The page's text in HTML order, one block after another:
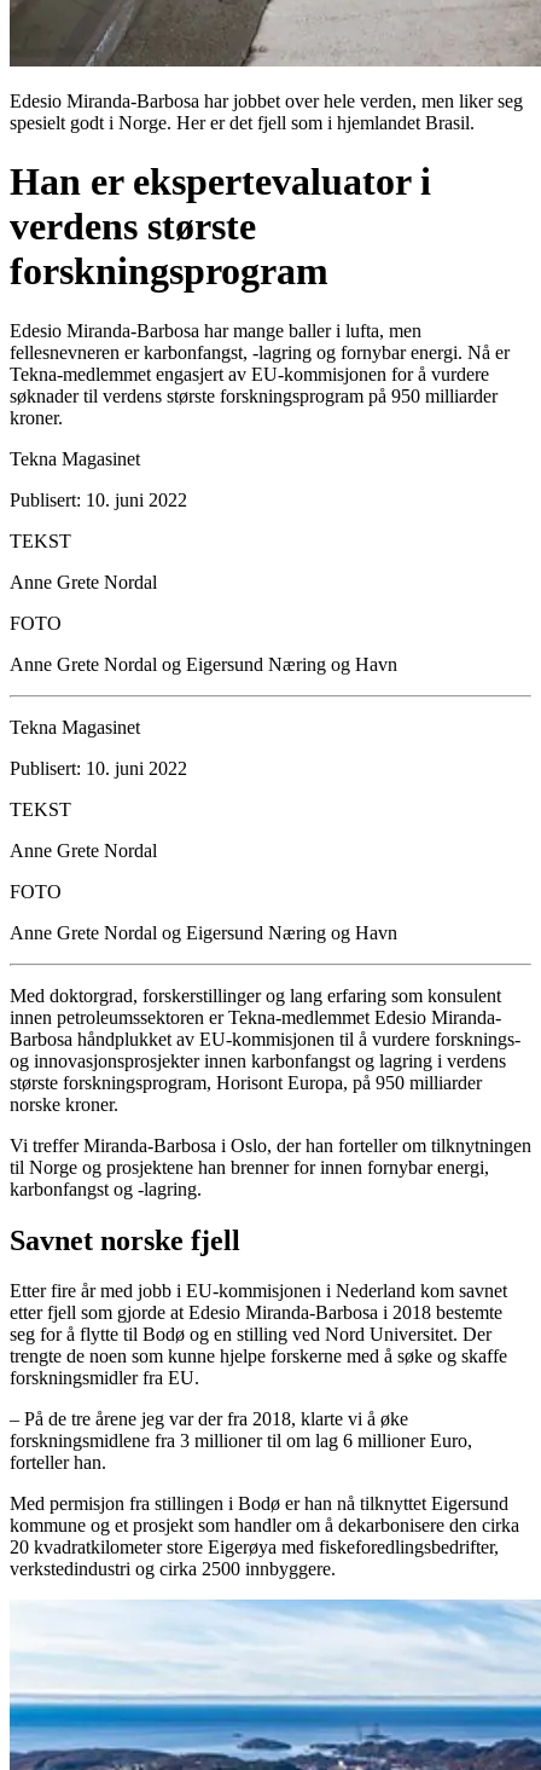
Edesio Miranda-Barbosa har jobbet over hele verden, men liker seg
spesielt godt i Norge. Her er det fjell som i hjemlandet Brasil.
Han er ekspertevaluator i
verdens største
forskningsprogram
Edesio Miranda-Barbosa har mange baller i lufta, men
fellesnevneren er karbonfangst, -lagring og fornybar energi. Nå er
Tekna-medlemmet engasjert av EU-kommisjonen for å vurdere
søknader til verdens største forskningsprogram på 950 milliarder
kroner.
Tekna Magasinet
Publisert: 10. juni 2022
TEKST
Anne Grete Nordal
FOTO
Anne Grete Nordal og Eigersund Næring og Havn
Tekna Magasinet
Publisert: 10. juni 2022
TEKST
Anne Grete Nordal
FOTO
Anne Grete Nordal og Eigersund Næring og Havn
Med doktorgrad, forskerstillinger og lang erfaring som konsulent
innen petroleumssektoren er Tekna-medlemmet Edesio Miranda-
Barbosa håndplukket av EU-kommisjonen til å vurdere forsknings-
og innovasjonsprosjekter innen karbonfangst og lagring i verdens
største forskningsprogram, Horisont Europa, på 950 milliarder
norske kroner.
Vi treffer Miranda-Barbosa i Oslo, der han forteller om tilknytningen
til Norge og prosjektene han brenner for innen fornybar energi,
karbonfangst og -lagring.
Savnet norske fjell
Etter fire år med jobb i EU-kommisjonen i Nederland kom savnet
etter fjell som gjorde at Edesio Miranda-Barbosa i 2018 bestemte
seg for å flytte til Bodø og en stilling ved Nord Universitet. Der
trengte de noen som kunne hjelpe forskerne med å søke og skaffe
forskningsmidler fra EU.
– På de tre årene jeg var der fra 2018, klarte vi å øke
forskningsmidlene fra 3 millioner til om lag 6 millioner Euro,
forteller han.
Med permisjon fra stillingen i Bodø er han nå tilknyttet Eigersund
kommune og et prosjekt som handler om å dekarbonisere den cirka
20 kvadratkilometer store Eigerøya med fiskeforedlingsbedrifter,
verkstedindustri og cirka 2500 innbyggere.